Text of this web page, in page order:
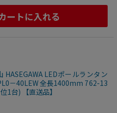
ートに入れる
HASEGAWA LEDポールランタン
－40LEW 全長1400mm 762-13
1台) 【直送品】